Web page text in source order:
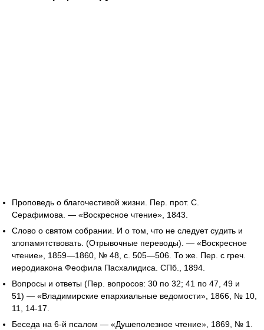
Проповедь о благочестивой жизни. Пер. прот. С.
Серафимова. — «Воскресное чтение», 1843.
Слово о святом собрании. И о том, что не следует судить и
злопамятствовать. (Отрывочные переводы). — «Воскресное
чтение», 1859—1860, № 48, с. 505—506. То же. Пер. с греч.
иеродиакона Феофила Пасхалидиса. СПб., 1894.
Вопросы и ответы (Пер. вопросов: 30 по 32; 41 по 47, 49 и
51) — «Владимирские епархиальные ведомости», 1866, № 10,
11, 14-17.
Беседа на 6-й псалом — «Душеполезное чтение», 1869, № 1.